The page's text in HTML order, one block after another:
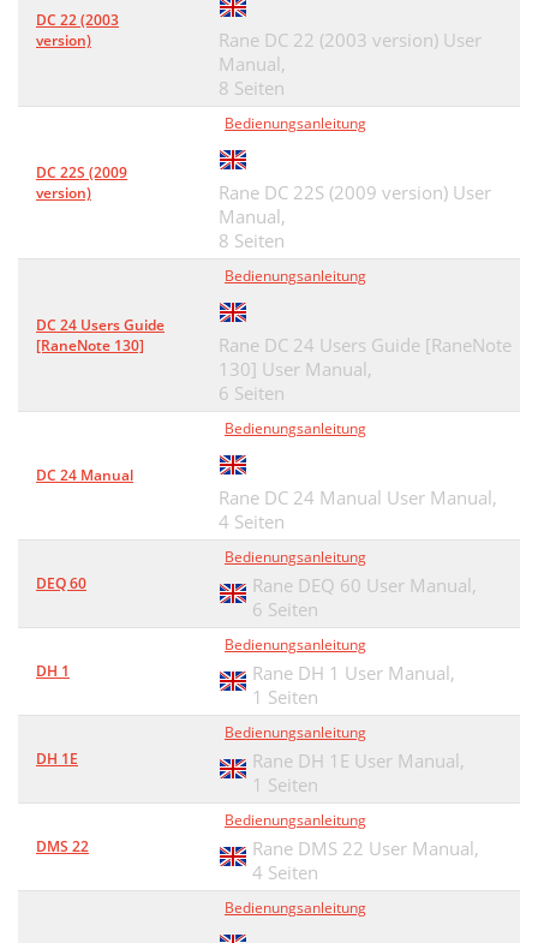
DC 22 (2003
version)
Rane DC 22 (2003 version) User
Manual,
8 Seiten
DC 22S (2009
version)
Bedienungsanleitung
Rane DC 22S (2009 version) User
Manual,
8 Seiten
DC 24 Users Guide
[RaneNote 130]
Bedienungsanleitung
Rane DC 24 Users Guide [RaneNote
130] User Manual,
6 Seiten
DC 24 Manual
Bedienungsanleitung
Rane DC 24 Manual User Manual,
4 Seiten
DEQ 60
Bedienungsanleitung
Rane DEQ 60 User Manual,
6 Seiten
DH 1
Bedienungsanleitung
Rane DH 1 User Manual,
1 Seiten
DH 1E
Bedienungsanleitung
Rane DH 1E User Manual,
1 Seiten
DMS 22
Bedienungsanleitung
Rane DMS 22 User Manual,
4 Seiten
Bedienungsanleitung